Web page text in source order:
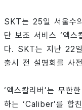
SKT는 25일 서울수
단 보조 서비스 ‘엑
다. SKT는 지난 22일
출시 전 설명회를 사
‘엑스칼리버’는 무한
하는 ‘Caliber’를 합